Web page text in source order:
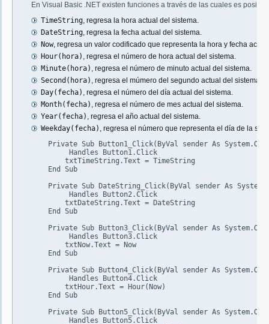
En Visual Basic .NET existen funciones a través de las cuales es
TimeString, regresa la hora actual del sistema.
DateString, regresa la fecha actual del sistema.
Now, regresa un valor codificado que representa la hora y fecha
Hour(hora) , regresa el número de hora actual del sistema.
Minute(hora) , regresa el número de minuto actual del sistema.
Second(hora) , regresa el múmero del segundo actual del sistema.
Day(fecha) , regresa el número del día actual del sistema.
Month(fecha) , regresa el número de mes actual del sistema.
Year(fecha) , regresa el año actual del sistema.
Weekday(fecha) , regresa el número que representa el día de la
Private Sub Button1_Click(ByVal sender As
        txtTimeString.Text = TimeString
    End Sub
Private Sub DateString_Click(ByVal sender As
        txtDateString.Text = DateString
    End Sub
Private Sub Button3_Click(ByVal sender As
        txtNow.Text = Now
    End Sub
Private Sub Button4_Click(ByVal sender As
        txtHour.Text = Hour(Now)
    End Sub
Private Sub Button5_Click(ByVal sender As